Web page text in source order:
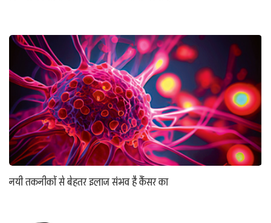
नयी तकनीकों से बेहतर इलाज संभव है कैंसर का